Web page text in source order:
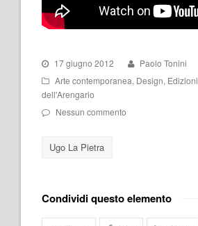
17 giugno 2012
Paolo Tonini
Arte contemporanea, Design, Edizioni
dell'Arengario
Nessun commento
Ugo La Pietra
Condividi questo elemento